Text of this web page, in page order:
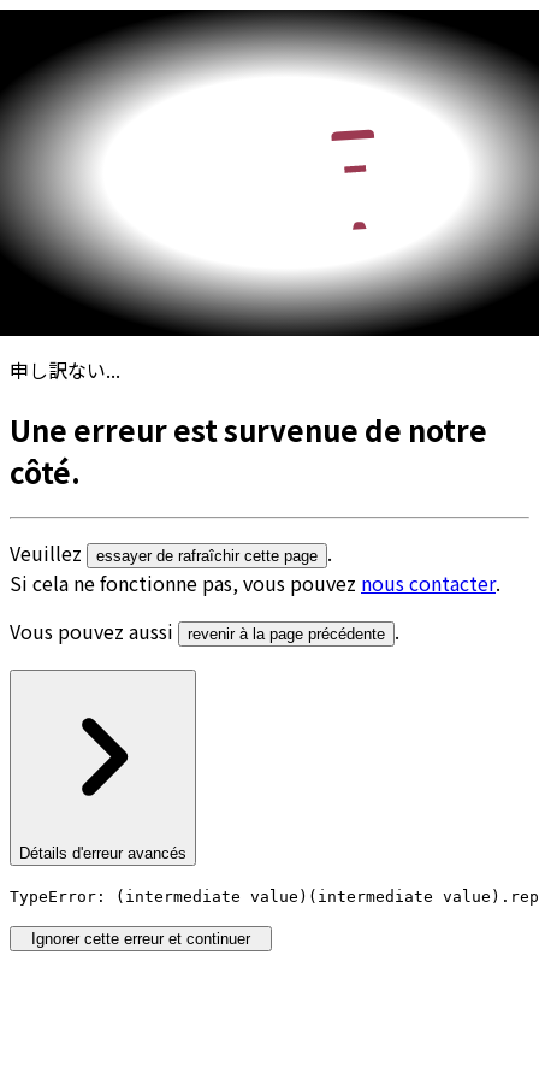
申し訳ない...
Une erreur est survenue de notre
côté.
Veuillez essayer de rafraîchir cette page .
Si cela ne fonctionne pas, vous pouvez nous contacter.
Vous pouvez aussi
revenir à la page précédente .
Détails d'erreur avancés
TypeError: (intermediate value)(intermediate
Ignorer cette erreur et continuer